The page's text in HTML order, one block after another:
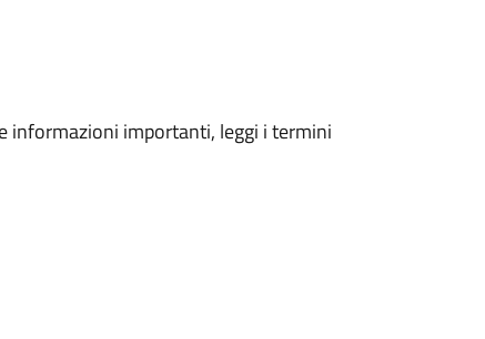
informazioni importanti, leggi i termini